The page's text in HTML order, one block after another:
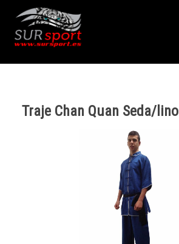
Traje Chan Quan Seda/lino